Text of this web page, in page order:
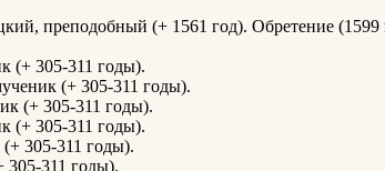
преподобный (+ 1561 год). Обретение (1599
(+ 305-311 годы).
(+ 305-311 годы).
(+ 305-311 годы).
(+ 305-311 годы).
305-311 годы).
311 годы).